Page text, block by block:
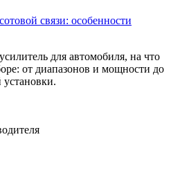
связи: особенности
для автомобиля, на что
от диапазонов и мощности до
установки.